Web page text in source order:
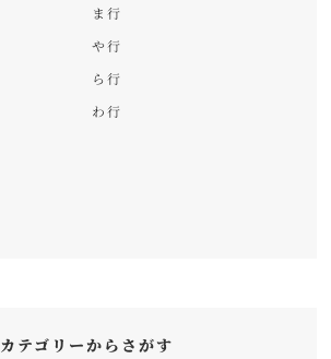
ま行
や行
ら行
わ行
カテゴリーからさがす